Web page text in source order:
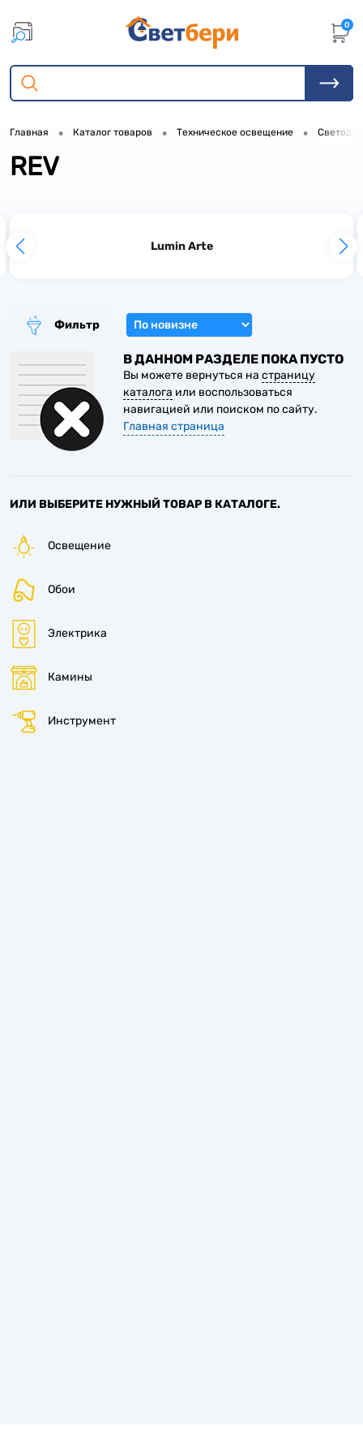
0
Главная • Каталог товаров • Техническое освещение •
REV
Lumin Arte
Фильтр
В ДАННОМ РАЗДЕЛЕ ПОКА ПУСТО
Вы можете вернуться на страницу
каталога или воспользоваться
навигацией или поиском по сайту.
Главная страница
ИЛИ ВЫБЕРИТЕ НУЖНЫЙ ТОВАР В КАТАЛОГЕ.
Освещение
Обои
Электрика
Камины
Инструмент